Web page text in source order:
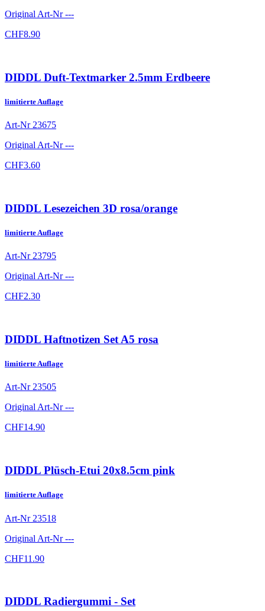
Original Art-Nr---
CHF8.90
DIDDL Duft-Textmarker 2.5mm Erdbeere
limitierte Auflage
Art-Nr 23675
Original Art-Nr---
CHF3.60
DIDDL Lesezeichen 3D rosa/orange
limitierte Auflage
Art-Nr 23795
Original Art-Nr---
CHF2.30
DIDDL Haftnotizen Set A5 rosa
limitierte Auflage
Art-Nr23505
Original Art-Nr---
CHF14.90
DIDDL Plüsch-Etui 20x8.5cm pink
limitierte Auflage
Art-Nr 23518
Original Art-Nr---
CHF11.90
DIDDL Radiergummi - Set